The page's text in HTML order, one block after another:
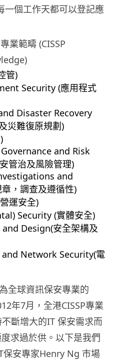
一個工作天都可以登記應
業範疇 (CISSP
管)
Security (應用程式
Disaster Recovery
災難復原規劃)
and Risk
管治及風險管理)
and
，調查及遵循性)
運安全)
Security (實體安全)
Design(安全架構及
Network Security(電
全球資訊保安專業的
年7月，全港CISSP專業
斷增大的IT 保安需求而
求過於供。以下是我們
安專家Henry Ng 市場